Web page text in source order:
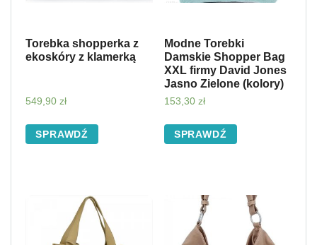
Torebka shopperka z
ekoskóry z klamerką
549,90 zł
SPRAWDŹ
Modne Torebki
Damskie Shopper Bag
XXL firmy David Jones
Jasno Zielone (kolory)
153,30 zł
SPRAWDŹ